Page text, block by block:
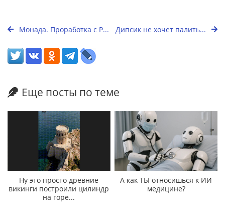
Монада. Проработка с Р... Дипсик не хочет палить...
Еще посты по теме
Ну это просто древние
викинги построили цилиндр
на горе...
А как ТЫ относишься к ИИ
медицине?